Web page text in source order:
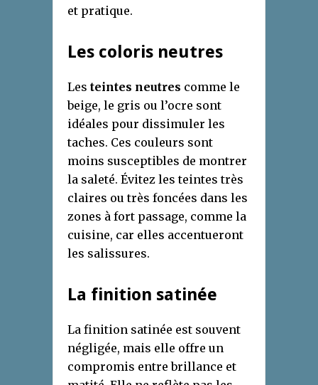
et pratique.
Les coloris neutres
Les teintes neutres comme le
beige, le gris ou l’ocre sont
idéales pour dissimuler les
taches. Ces couleurs sont
moins susceptibles de montrer
la saleté. Évitez les teintes très
claires ou très foncées dans les
zones à fort passage, comme la
cuisine, car elles accentueront
les salissures.
La finition satinée
La finition satinée est souvent
négligée, mais elle offre un
compromis entre brillance et